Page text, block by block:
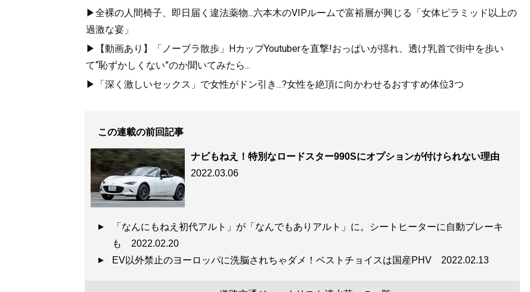
▶全裸の人間椅子、即日届く違法薬物...六本木のVIPルームで富裕層が興じる「女体ピラミッド以上の
過激な宴」
▶【動画あり】「ノーブラ散歩」HカップYoutuberを直撃!おっぱいが揺れ、透け乳首で街中を歩い
て“恥ずかしくない”のか聞いてみたら...
▶「深く激しいセックス」で女性がドン引き...?女性を絶頂に向かわせるおすすめ体位3つ
この連載の前回記事
ナビもねえ！特別なロードスター990Sにオプションが付けられない理由
2022.03.06
「なんにもねえ初代アルト」が「なんでもありアルト」に。シートヒーターに自動ブレーキ
も 2022.02.20
EV以外禁止のヨーロッパに洗脳されちゃダメ！ベストチョイスは国産PHV 2022.02.13